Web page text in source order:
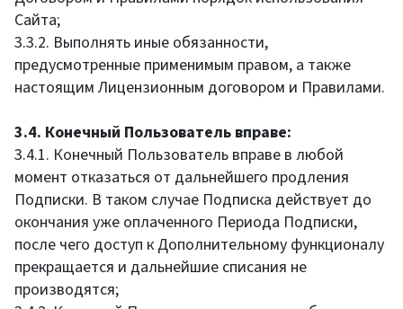
Сайта;
3.3.2. Выполнять иные обязанности,
предусмотренные применимым правом, а также
настоящим Лицензионным договором и Правилами.
3.4. Конечный Пользователь вправе:
3.4.1. Конечный Пользователь вправе в любой
момент отказаться от дальнейшего продления
Подписки. В таком случае Подписка действует до
окончания уже оплаченного Периода Подписки,
после чего доступ к Дополнительному функционалу
прекращается и дальнейшие списания не
производятся;